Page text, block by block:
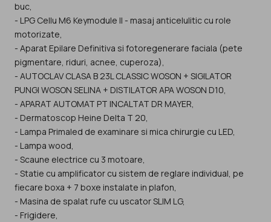
buc,
- LPG Cellu M6 Keymodule II - masaj anticelulitic cu role
motorizate,
- Aparat Epilare Definitiva si fotoregenerare faciala (pete
pigmentare, riduri, acnee, cuperoza),
- AUTOCLAV CLASA B 23L CLASSIC WOSON + SIGILATOR
PUNGI WOSON SELINA + DISTILATOR APA WOSON D10,
- APARAT AUTOMAT PT INCALTAT DR MAYER,
- Dermatoscop Heine Delta T 20,
- Lampa Primaled de examinare si mica chirurgie cu LED,
- Lampa wood,
- Scaune electrice cu 3 motoare,
- Statie cu amplificator cu sistem de reglare individual, pe
fiecare boxa + 7 boxe instalate in plafon,
- Masina de spalat rufe cu uscator SLIM LG,
- Frigidere,